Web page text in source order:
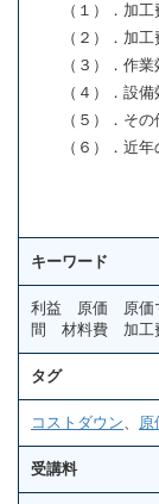
（１）．加工
（２）．加工
（３）．作業
（４）．設備
（５）．その
（６）．近年
キーワード
利益 原価 原価
間 材料費 加工
タグ
コストダウン
受講料